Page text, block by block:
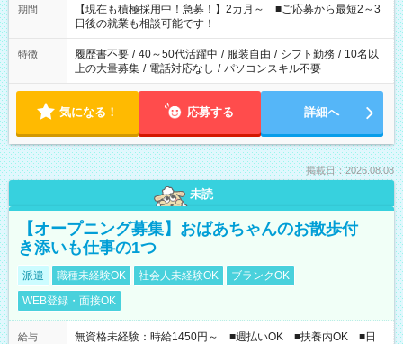
たくない」 など、ご希望を教えてくださいね。 ※Wワーク希望
の方へ 今ご覧のお仕事で希望する勤務時間と、もう1つのお仕事
の勤務時間。 合計で週40時間を超える場合は応募できません。
期間
【現在も積極採用中！急募！】2カ月～ ■ご応募から最短2～3
日後の就業も相談可能です！
特徴 履歴書不要 / 40～50代活躍中 / 服装自由 / シフト勤務 / 10名以
上の大量募集 / 電話対応なし / パソコンスキル不要
気になる！ 応募する 詳細へ
掲載日：2026.08.08
未読
【オープニング募集】おばあちゃんのお散歩付
き添いも仕事の1つ
派遣 職種未経験OK 社会人未経験OK
ブランクOK
WEB登録・面接OK
給与
無資格未経験：時給1450円～ ■週払いOK ■扶養内OK ■日